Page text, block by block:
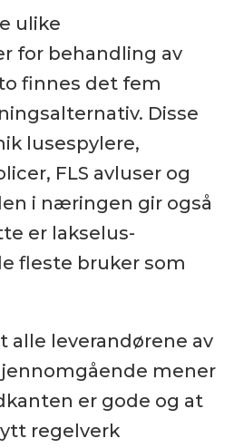
ulike
for behandling av
finnes det fem
Disse
lusespylere,
FLS avluser og
i næringen gir også
er lakselus-
fleste bruker som
alle leverandørene av
mener
er gode og at
regelverk